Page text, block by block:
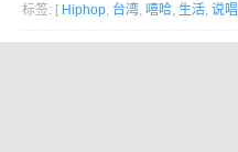
标签: [ Hiphop, 台湾, 嘻哈, 生活, 说唱